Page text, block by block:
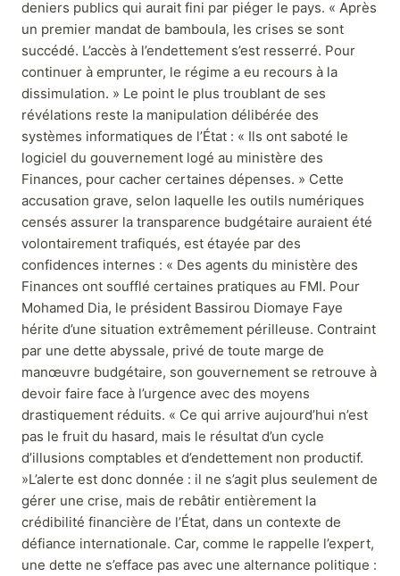
deniers publics qui aurait fini par piéger le pays. « Après
un premier mandat de bamboula, les crises se sont
succédé. L’accès à l’endettement s’est resserré. Pour
continuer à emprunter, le régime a eu recours à la
dissimulation. » Le point le plus troublant de ses
révélations reste la manipulation délibérée des
systèmes informatiques de l’État : « Ils ont saboté le
logiciel du gouvernement logé au ministère des
Finances, pour cacher certaines dépenses. » Cette
accusation grave, selon laquelle les outils numériques
censés assurer la transparence budgétaire auraient été
volontairement trafiqués, est étayée par des
confidences internes : « Des agents du ministère des
Finances ont soufflé certaines pratiques au FMI. Pour
Mohamed Dia, le président Bassirou Diomaye Faye
hérite d’une situation extrêmement périlleuse. Contraint
par une dette abyssale, privé de toute marge de
manœuvre budgétaire, son gouvernement se retrouve à
devoir faire face à l’urgence avec des moyens
drastiquement réduits. « Ce qui arrive aujourd’hui n’est
pas le fruit du hasard, mais le résultat d’un cycle
d’illusions comptables et d’endettement non productif.
»L’alerte est donc donnée : il ne s’agit plus seulement de
gérer une crise, mais de rebâtir entièrement la
crédibilité financière de l’État, dans un contexte de
défiance internationale. Car, comme le rappelle l’expert,
une dette ne s’efface pas avec une alternance politique :